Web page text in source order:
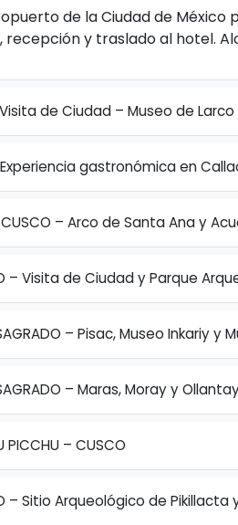
de la Ciudad de México
recepción y traslado al hotel.
Visita de Ciudad – Museo de
Experiencia gastronómica en
CUSCO – Arco de Santa Ana y
– Visita de Ciudad y Parque
– Pisac, Museo Inkariy y
– Maras, Moray y
PICCHU – CUSCO
– Sitio Arqueológico de Pikillacta